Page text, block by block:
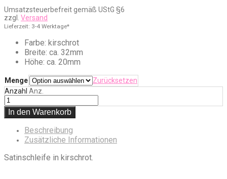
bis
Umsatzsteuerbefreit gemäß UStG §6
zzgl. Versand
Lieferzeit: 3-4 Werktage*
Farbe: kirschrot
Breite: ca. 32mm
Höhe: ca. 20mm
Menge
Zurücksetzen
Anzahl Anz.
In den Warenkorb
Beschreibung
Zusätzliche Informationen
Satinschleife in kirschrot.